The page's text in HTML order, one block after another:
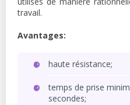
travail.
Avantages:
haute résistance;
temps de prise
secondes;